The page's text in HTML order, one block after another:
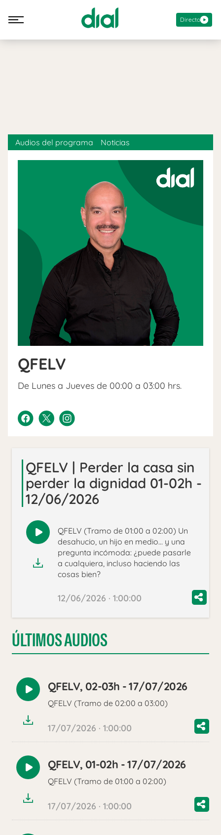
Directo
QFELV
De Lunes a Jueves de 00:00 a 03:00 hrs.
Audios del programa Noticias
QFELV | Perder la casa sin
perder la dignidad 01-02h -
12/06/2026
Reproducir
audio
QFELV (Tramo de 01:00 a 02:00) Un
desahucio, un hijo en medio… y una
pregunta incómoda: ¿puede pasarle
a cualquiera, incluso haciendo las
cosas bien?
12/06/2026 · 1:00:00
ÚLTIMOS AUDIOS
Reproducir
audio
QFELV, 02-03h - 17/07/2026
QFELV (Tramo de 02:00 a 03:00)
17/07/2026 · 1:00:00
Reproducir
audio
QFELV, 01-02h - 17/07/2026
QFELV (Tramo de 01:00 a 02:00)
17/07/2026 · 1:00:00